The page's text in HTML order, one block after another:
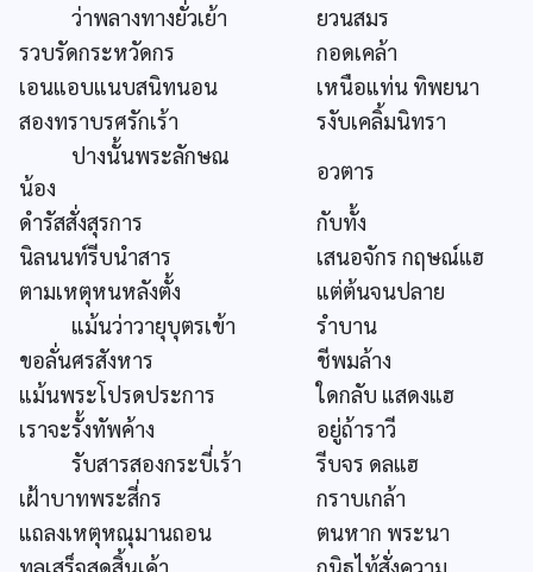
ว่าพลางทางยั่วเย้า
ยวนสมร
รวบรัดกระหวัดกร
กอดเคล้า
เอนแอบแนบสนิทนอน
เหนือแท่น ทิพยนา
สองทราบรศรักเร้า
รงับเคลิ้มนิทรา
ปางนั้นพระลักษณ
น้อง
อวตาร
ดำรัสสั่งสุรการ
กับทั้ง
นิลนนท์รีบนำสาร
เสนอจักร กฤษณ์แฮ
ตามเหตุหนหลังตั้ง
แต่ต้นจนปลาย
แม้นว่าวายุบุตรเข้า
รำบาน
ขอลั่นศรสังหาร
ชีพมล้าง
แม้นพระโปรดประการ
ใดกลับ แสดงแฮ
เราจะรั้งทัพค้าง
อยู่ถ้าราวี
รับสารสองกระบี่เร้า
รีบจร ดลแฮ
เฝ้าบาทพระสี่กร
กราบเกล้า
แถลงเหตุหณุมานถอน
ตนหาก พระนา